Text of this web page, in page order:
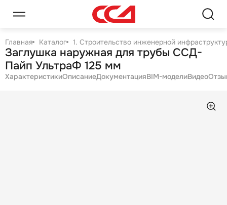
Главная Каталог 1. Строительство инженерной
Заглушка наружная для трубы ССД-
Пайп УльтраФ 125 мм
ХарактеристикиОписаниеДокументацияBIM-моделиВидео